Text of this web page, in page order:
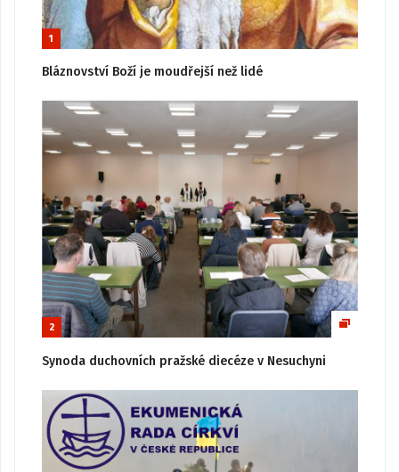
1
Bláznovství Boží je moudřejší než lidé
2
Synoda duchovních pražské diecéze v Nesuchyni